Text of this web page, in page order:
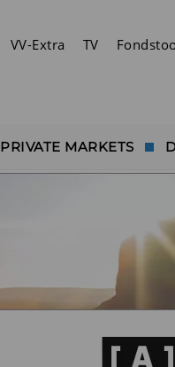
VV-Extra TV
PRIVATE MARKETS